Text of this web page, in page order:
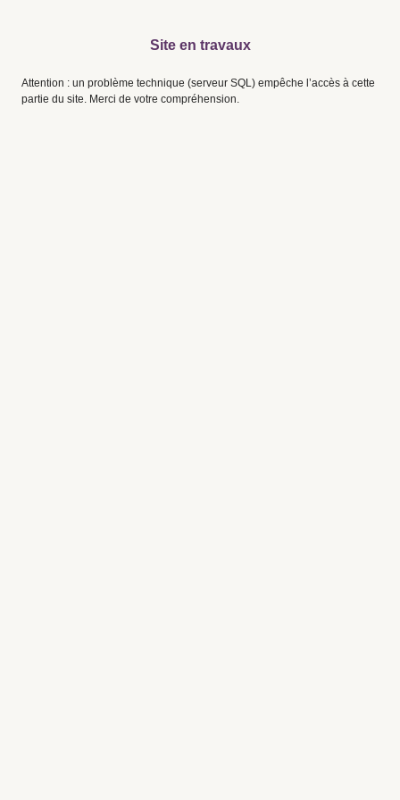
Site en travaux
Attention : un problème technique (serveur SQL) empêche l’accès à cette
partie du site. Merci de votre compréhension.